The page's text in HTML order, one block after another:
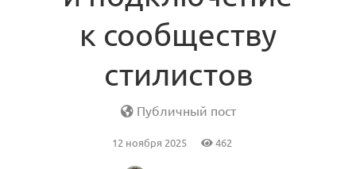
к сообществу
стилистов
Публичный пост
12 ноября 2025 462